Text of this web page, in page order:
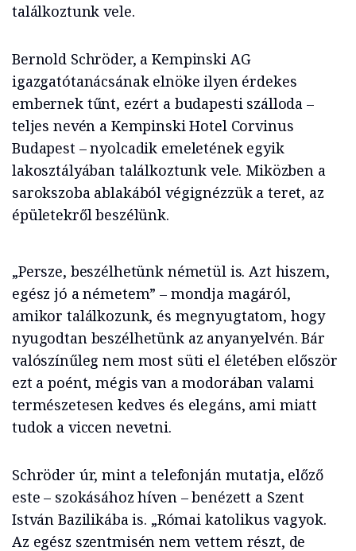
találkoztunk vele.
Bernold Schröder, a Kempinski AG
igazgatótanácsának elnöke ilyen érdekes
embernek tűnt, ezért a budapesti szálloda –
teljes nevén a Kempinski Hotel Corvinus
Budapest – nyolcadik emeletének egyik
lakosztályában találkoztunk vele. Miközben a
sarokszoba ablakából végignézzük a teret, az
épületekről beszélünk.
„Persze, beszélhetünk németül is. Azt hiszem,
egész jó a németem” – mondja magáról,
amikor találkozunk, és megnyugtatom, hogy
nyugodtan beszélhetünk az anyanyelvén. Bár
valószínűleg nem most süti el életében először
ezt a poént, mégis van a modorában valami
természetesen kedves és elegáns, ami miatt
tudok a viccen nevetni.
Schröder úr, mint a telefonján mutatja, előző
este – szokásához híven – benézett a Szent
István Bazilikába is. „Római katolikus vagyok.
Az egész szentmisén nem vettem részt, de